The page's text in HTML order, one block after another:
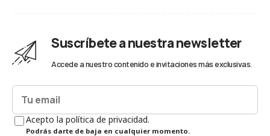
Suscríbete a nuestra newsletter
Accede a nuestro contenido e invitaciones más exclusivas.
Acepto la política de privacidad.
Podrás darte de baja en cualquier momento.